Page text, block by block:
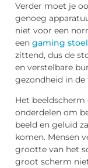
Verder moet je
genoeg
niet voor een
een gaming stoel
zittend, dus de
en verstelbare
gezondheid in
Het
onderdelen om
beeld en geluid
komen. Mensen
grootte van het
groot scherm